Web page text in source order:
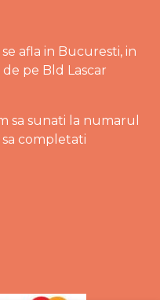
afla in Bucuresti, in
pe Bld Lascar
sa sunati la numarul
completati